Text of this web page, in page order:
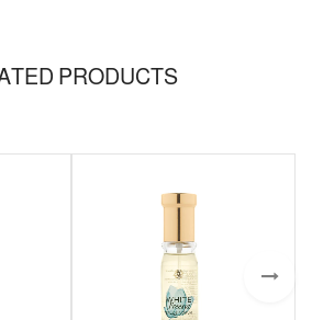
PRODUCTS